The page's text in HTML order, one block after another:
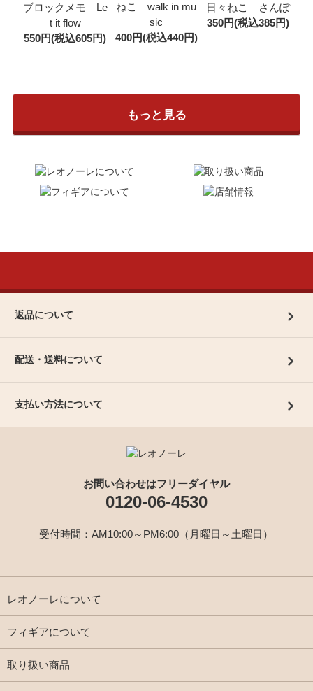
ブロックメモ Le
t it flow
550円(税込605円)
ねこ walk in mu
sic
400円(税込440円)
日々ねこ さんぽ
350円(税込385円)
もっと見る
返品について
配送・送料について
支払い方法について
お問い合わせはフリーダイヤル
0120-06-4530
受付時間：AM10:00～PM6:00（月曜日～土曜日）
レオノーレについて
フィギアについて
取り扱い商品